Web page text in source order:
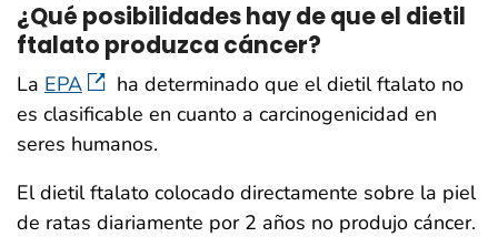
¿Qué posibilidades hay de que el dietil
ftalato produzca cáncer?
La EPA
ha determinado que el dietil ftalato no
es clasificable en cuanto a carcinogenicidad en
seres humanos.
El dietil ftalato colocado directamente sobre la piel
de ratas diariamente por 2 años no produjo cáncer.